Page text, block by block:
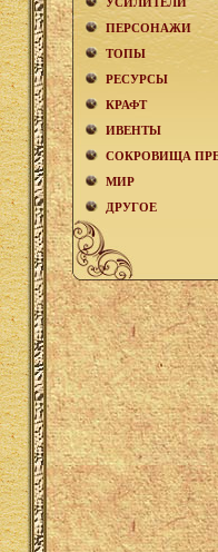
ПЕРСОНАЖИ
ТОПЫ
РЕСУРСЫ
КРАФТ
ИВЕНТЫ
СОКРОВИЩА
МИР
ДРУГОЕ